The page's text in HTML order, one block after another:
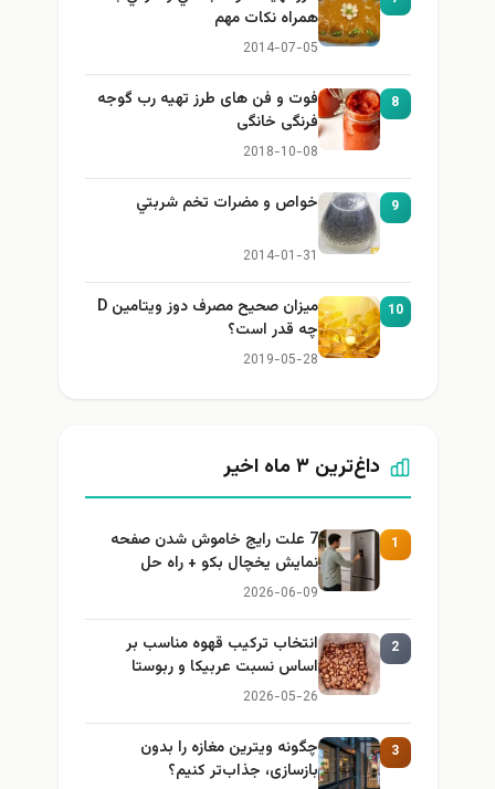
همراه نكات مهم
2014-07-05
8
فوت و فن های طرز تهیه رب گوجه
فرنگی خانگی
2018-10-08
9 خواص و مضرات تخم شربتي
2014-01-31
10
میزان صحیح مصرف دوز ویتامین D
چه قدر است؟
2019-05-28
داغ‌ترین ۳ ماه اخیر
1
7 علت رایج خاموش شدن صفحه
نمایش یخچال بکو + راه حل
2026-06-09
2
انتخاب ترکیب قهوه مناسب بر
اساس نسبت عربیکا و ربوستا
2026-05-26
3
چگونه ویترین مغازه را بدون
بازسازی، جذاب‌تر کنیم؟